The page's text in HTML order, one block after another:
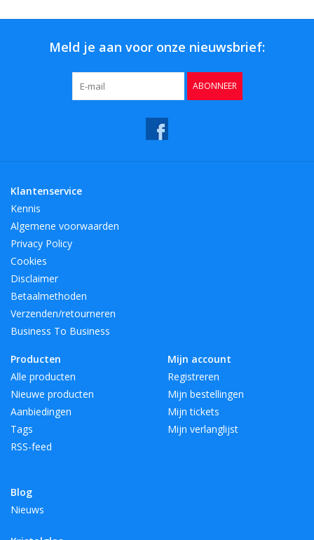
Meld je aan voor onze nieuwsbrief:
ABONNEER
Klantenservice
Kennis
Algemene voorwaarden
Privacy Policy
Cookies
Disclaimer
Betaalmethoden
Verzenden/retourneren
Business To Business
Producten
Alle producten
Nieuwe producten
Aanbiedingen
Tags
RSS-feed
Blog
Nieuws
Mijn account
Registreren
Mijn bestellingen
Mijn tickets
Mijn verlanglijst